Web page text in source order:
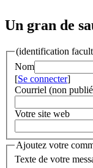
Un gran de
(identification
Nom
[Se connecter]
Courriel (non
Votre site web
Ajoutez votre
Texte de votre